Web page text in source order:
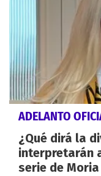
ADELANTO
¿Qué dirá la
interpretarán
serie de